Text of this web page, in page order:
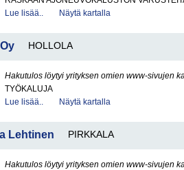
Lue lisää..
Näytä kartalla
HOLLOLA
Hakutulos löytyi yrityksen omien www-sivujen
TYÖKALUJA
Lue lisää..
Näytä kartalla
Lehtinen PIRKKALA
Hakutulos löytyi yrityksen omien www-sivujen